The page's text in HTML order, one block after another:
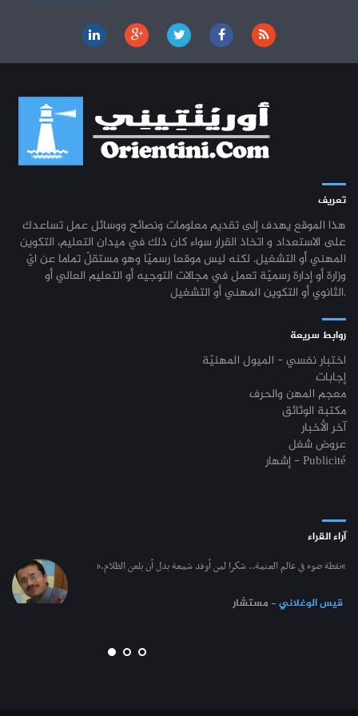
تعريف
هذا الموقع يهدف إلى تقديم معلومات ونصائح ووسائل عمل تساعدك
على الاستعداد و اتخاذ القرار سواء كان ذلك في ميدان التعليم، التكوين
المهني أو التشغيل. لكنه ليس موقعا رسميّا وهو مستقلّ تماما عن ايّ
وزارة أو إدارة رسميّة تعمل في مجالات التوجيه أو التعليم العالي أو
الثانوي أو التكوين المهني أو التشغيل.
روابط سريعة
اختبار نفسي - الميول المهنيّة
إجابات
معجم المهن والحرف
مكتبة الوثائق
آخر الأخبار
عروض شغل
إشهار - Publicité
آراء القراء
“نقطة ضوء في عالم العتمة.. شكرا لمن أوقد شمعة بدل أن يلعن الظلام.”
قيس الوغلاني- مستشار